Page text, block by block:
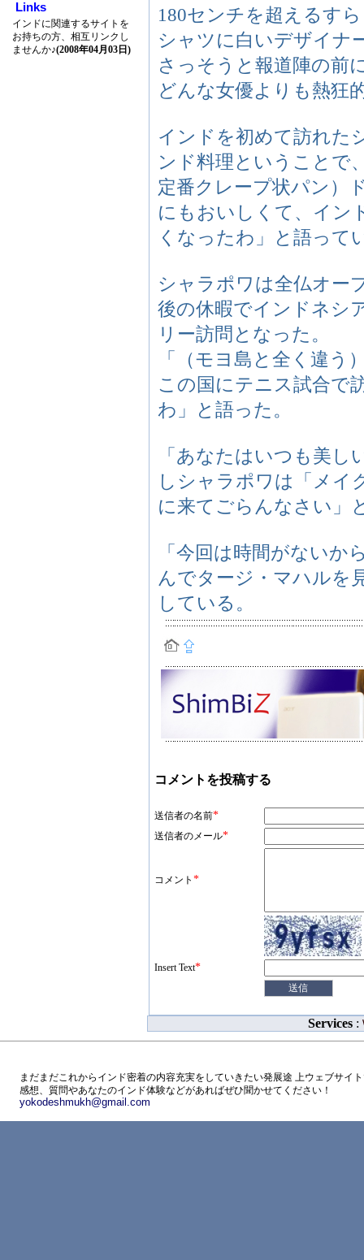
Links
インドに関連するサイトを
お持ちの方、相互リンクし
ませんか♪(2008年04月03日)
180センチを超えるす
シャツに白いデザイナ
さっそうと報道陣の前
どんな女優よりも熱狂
インドを初めて訪れた
ンド料理ということで
定番クレープ状パン）
にもおいしくて、イン
くなったわ」と語って
シャラポワは全仏オー
後の休暇でインドネシ
リー訪問となった。
「（モヨ島と全く違
この国にテニス試合で
わ」と語った。
「あなたはいつも美
しシャラポワは「メイ
に来てごらんなさい」
「今回は時間がないか
んでタージ・マハルを
している。
コメントを投稿する
送信者の名前*
送信者のメール*
コメント *
Insert Text*
Services :
まだまだこれからインド密着の内容充実をしていきたい発展途 上ウェブサイ
感想、質問やあなたのインド体験などがあればぜひ聞かせてください！
yokodeshmukh@gmail.com